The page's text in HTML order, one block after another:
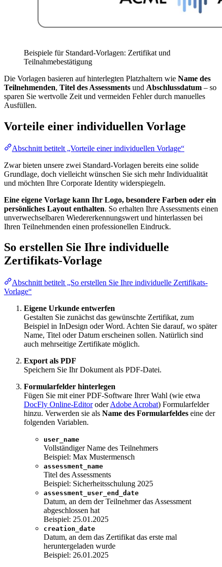
Beispiele für Standard-Vorlagen: Zertifikat und
Teilnahmebestätigung
Die Vorlagen basieren auf hinterlegten Platzhaltern wie Name des
Teilnehmenden, Titel des Assessments und Abschlussdatum – so
sparen Sie wertvolle Zeit und vermeiden Fehler durch manuelles
Ausfüllen.
Vorteile einer individuellen Vorlage
Abschnitt betitelt „Vorteile einer individuellen Vorlage“
Zwar bieten unsere zwei Standard-Vorlagen bereits eine solide
Grundlage, doch vielleicht wünschen Sie sich mehr Individualität
und möchten Ihre Corporate Identity widerspiegeln.
Eine eigene Vorlage kann Ihr Logo, besondere Farben oder ein
persönliches Layout enthalten. So erhalten Ihre Assessments einen
unverwechselbaren Wiedererkennungswert und hinterlassen bei
Ihren Teilnehmenden einen professionellen Eindruck.
So erstellen Sie Ihre individuelle
Zertifikats-Vorlage
Abschnitt betitelt „So erstellen Sie Ihre individuelle Zertifikats-
Vorlage“
Eigene Urkunde entwerfen
Gestalten Sie zunächst das gewünschte Zertifikat, zum
Beispiel in InDesign oder Word. Achten Sie darauf, wo später
Name, Titel oder Datum erscheinen sollen. Natürlich sind
auch mehrseitige Zertifikate möglich.
Export als PDF
Speichern Sie Ihr Dokument als PDF-Datei.
Formularfelder hinterlegen
Fügen Sie mit einer PDF-Software Ihrer Wahl (wie etwa
DocFly Online-EditoroderAdobe Acrobat) Formularfelder
hinzu. Verwerden sie als Name des Formularfeldes eine der
folgenden Variablen.
user_name
Vollständiger Name des Teilnehmers
Beispiel: Max Mustermensch
assessment_name
Titel des Assessments
Beispiel: Sicherheitsschulung 2025
assessment_user_end_date
Datum, an dem der Teilnehmer das Assessment
abgeschlossen hat
Beispiel: 25.01.2025
creation_date
Datum, an dem das Zertifikat das erste mal
heruntergeladen wurde
Beispiel: 26.01.2025